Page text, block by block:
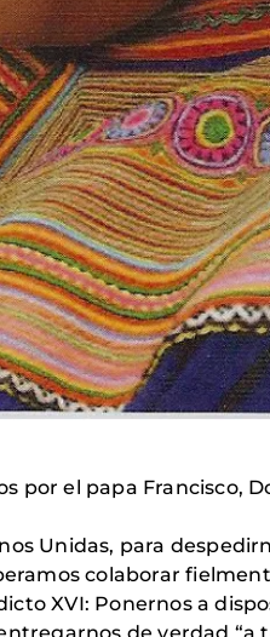
el papa Francisco,
Unidas, para
colaborar
XVI: Ponernos a